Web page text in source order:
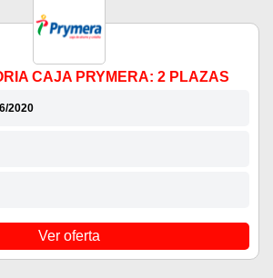
CAJA PRYMERA: 2 PLAZAS
2020
Ver oferta